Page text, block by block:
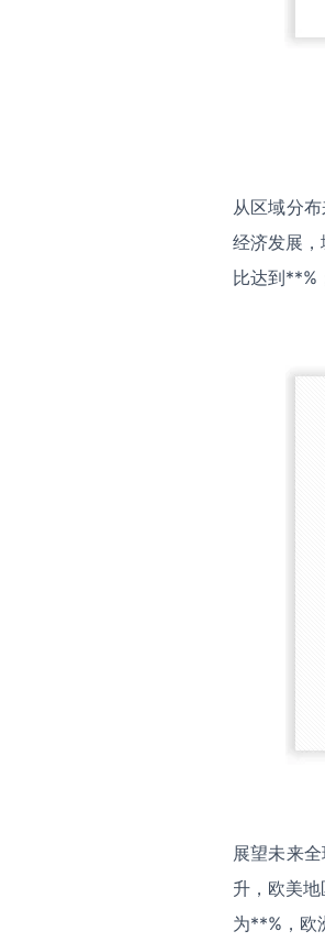
从区域分
经济发展
比达到**%
展望未来
升，欧美
为**%，欧